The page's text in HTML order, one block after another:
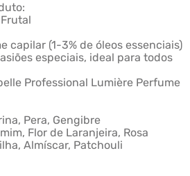
capilar (1-3% de óleos essenciais)
especiais, ideal para todos
Professional Lumière Perfume
Pera, Gengibre
Flor de Laranjeira, Rosa
Almíscar, Patchouli